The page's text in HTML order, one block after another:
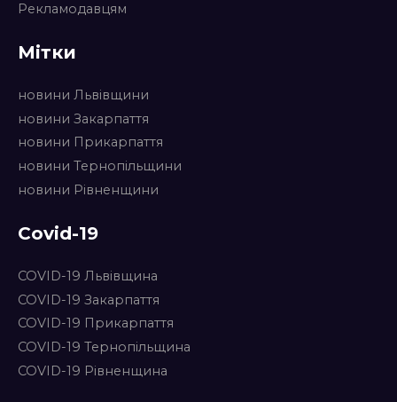
Рекламодавцям
Мітки
новини Львівщини
новини Закарпаття
новини Прикарпаття
новини Тернопільщини
новини Рівненщини
Covid-19
COVID-19 Львівщина
COVID-19 Закарпаття
COVID-19 Прикарпаття
COVID-19 Тернопільщина
COVID-19 Рівненщина